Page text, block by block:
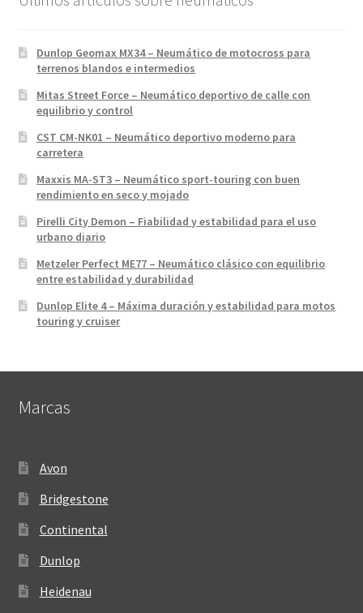
Dunlop Geomax MX34 – Neumático de motocross para
terrenos blandos e intermedios
Mitas Street Force – Neumático deportivo de calle con
equilibrio y control
CST CM-NK01 – Neumático deportivo moderno para
carretera
Maxxis MA-ST3 – Neumático sport-touring con buen
rendimiento en seco y mojado
Pirelli City Demon – Fiabilidad y estabilidad para el uso
urbano diario
Metzeler Perfect ME77 – Neumático clásico con equilibrio
entre estabilidad y durabilidad
Dunlop Elite 4 – Máxima duración y estabilidad para motos
touring y cruiser
Marcas
Avon
Bridgestone
Continental
Dunlop
Heidenau